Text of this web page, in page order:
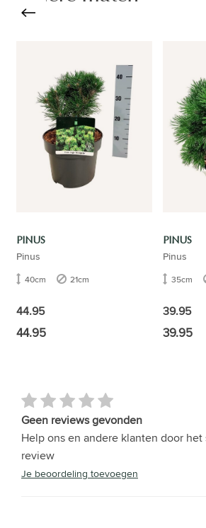
PINUS
Pinus
40cm 21cm
44.95
44.95
PINUS
Pinus
35cm
39.95
39.95
Geen reviews gevonden
Help ons en andere klanten door
review
Je beoordeling toevoegen